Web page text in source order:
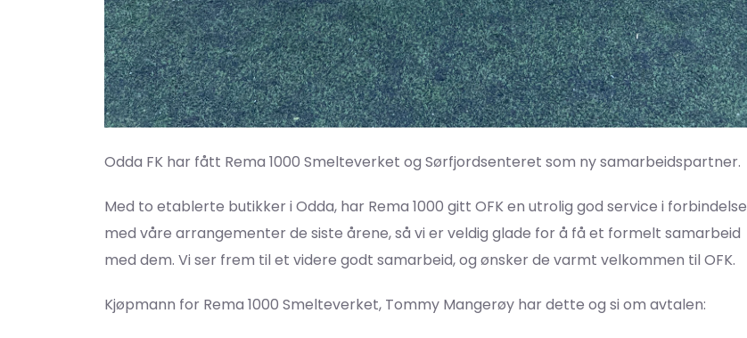
Odda FK har fått Rema 1000 Smelteverket og Sørfjordsenteret som ny samarbeidspartner.
Med to etablerte butikker i Odda, har Rema 1000 gitt OFK en utrolig god service i forbindelse
med våre arrangementer de siste årene, så vi er veldig glade for å få et formelt samarbeid
med dem. Vi ser frem til et videre godt samarbeid, og ønsker de varmt velkommen til OFK.
Kjøpmann for Rema 1000 Smelteverket, Tommy Mangerøy har dette og si om avtalen: